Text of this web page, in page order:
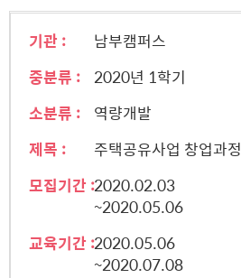
기관 :
남부캠퍼스
중분류 :
2020년 1학기
소분류 :
역량개발
제목 :
주택공유사업 창업과정
모집기간 :2020.02.03
~2020.05.06
교육기간 :2020.05.06
~2020.07.08